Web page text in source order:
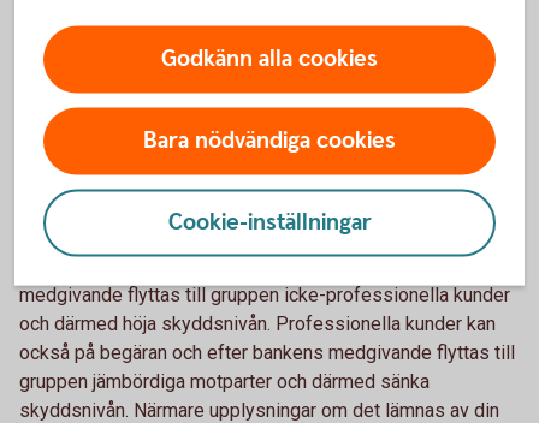
bedömning av kundens erfarenhet och kunskaper och inte
av kundens finansiella ställning. Vid portföljförvaltning sker
inte heller någon bedömning av kundens erfarenhet och
kunskaper. Vid andra typer av tjänster sker till skillnad från
vad som gäller beträffande icke professionella kunder -
ingen bedömning avseende om tjänsten är passande mot
bakgrund av kundens kunskaper och erfarenheter.
medgivande flyttas till gruppen icke-professionella kunder
och därmed höja skyddsnivån. Professionella kunder kan
också på begäran och efter bankens medgivande flyttas till
gruppen jämbördiga motparter och därmed sänka
skyddsnivån. Närmare upplysningar om det lämnas av din
Godkänn alla cookies
Bara nödvändiga cookies
Cookie-inställningar